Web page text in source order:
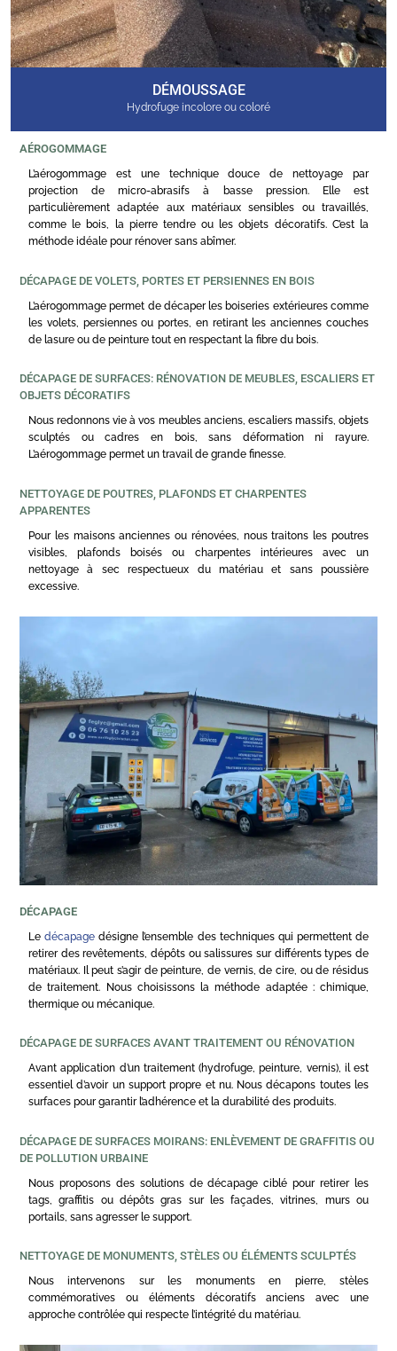
DÉMOUSSAGE
Hydrofuge incolore ou coloré
AÉROGOMMAGE
L’aérogommage est une technique douce de nettoyage par
projection de micro-abrasifs à basse pression. Elle est
particulièrement adaptée aux matériaux sensibles ou travaillés,
comme le bois, la pierre tendre ou les objets décoratifs. C’est la
méthode idéale pour rénover sans abîmer.
DÉCAPAGE DE VOLETS, PORTES ET PERSIENNES EN BOIS
L’aérogommage permet de décaper les boiseries extérieures comme
les volets, persiennes ou portes, en retirant les anciennes couches
de lasure ou de peinture tout en respectant la fibre du bois.
DÉCAPAGE DE SURFACES: RÉNOVATION DE MEUBLES, ESCALIERS ET
OBJETS DÉCORATIFS
Nous redonnons vie à vos meubles anciens, escaliers massifs, objets
sculptés ou cadres en bois, sans déformation ni rayure.
L’aérogommage permet un travail de grande finesse.
NETTOYAGE DE POUTRES, PLAFONDS ET CHARPENTES
APPARENTES
Pour les maisons anciennes ou rénovées, nous traitons les poutres
visibles, plafonds boisés ou charpentes intérieures avec un
nettoyage à sec respectueux du matériau et sans poussière
excessive.
DÉCAPAGE
Ledécapage désigne l’ensemble des techniques qui permettent de
retirer des revêtements, dépôts ou salissures sur différents types de
matériaux. Il peut s’agir de peinture, de vernis, de cire, ou de résidus
de traitement. Nous choisissons la méthode adaptée : chimique,
thermique ou mécanique.
DÉCAPAGE DE SURFACES AVANT TRAITEMENT OU RÉNOVATION
Avant application d’un traitement (hydrofuge, peinture, vernis), il est
essentiel d’avoir un support propre et nu. Nous décapons toutes les
surfaces pour garantir l’adhérence et la durabilité des produits.
DÉCAPAGE DE SURFACES MOIRANS: ENLÈVEMENT DE GRAFFITIS OU
DE POLLUTION URBAINE
Nous proposons des solutions de décapage ciblé pour retirer les
tags, graffitis ou dépôts gras sur les façades, vitrines, murs ou
portails, sans agresser le support.
NETTOYAGE DE MONUMENTS, STÈLES OU ÉLÉMENTS SCULPTÉS
Nous intervenons sur les monuments en pierre, stèles
commémoratives ou éléments décoratifs anciens avec une
approche contrôlée qui respecte l’intégrité du matériau.